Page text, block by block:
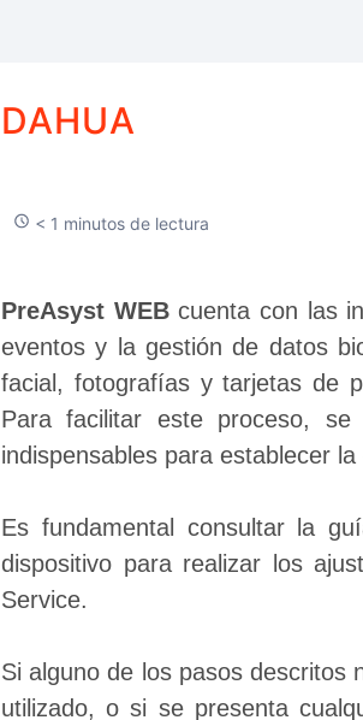
DAHUA
< 1 minutos de lectura
PreAsyst WEB cuenta con las
eventos y la gestión de datos
facial, fotografías y tarjetas de
Para facilitar este proceso,
indispensables para establecer
Es fundamental consultar la
dispositivo para realizar los
Service.
Si alguno de los pasos descritos